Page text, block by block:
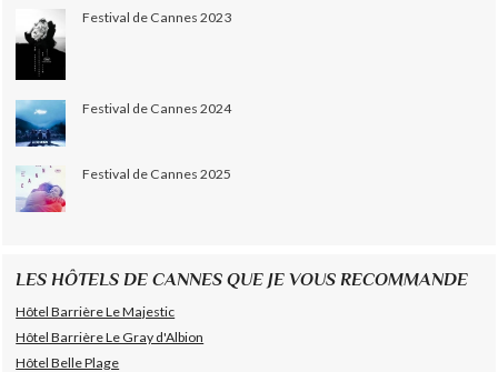
Festival de Cannes 2023
Festival de Cannes 2024
Festival de Cannes 2025
LES HÔTELS DE CANNES QUE JE VOUS RECOMMANDE
Hôtel Barrière Le Majestic
Hôtel Barrière Le Gray d'Albion
Hôtel Belle Plage